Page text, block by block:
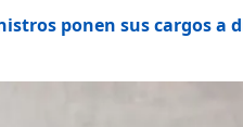
ponen sus cargos a